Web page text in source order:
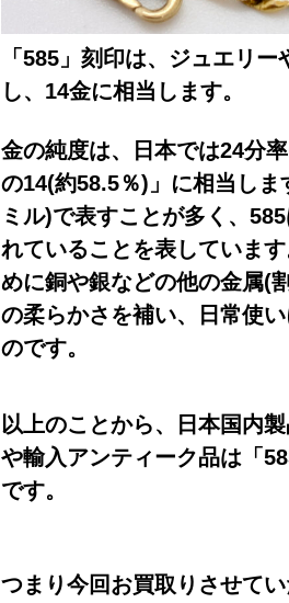
「585」刻印は、ジュエリ
し、14金に相当します。
金の純度は、日本では24分
の14(約58.5％)」に相当し
ミル)で表すことが多く、585
れていることを表しています
めに銅や銀などの他の金属(
の柔らかさを補い、日常使
のです。
以上のことから、日本国内
や輸入アンティーク品は「
です。
つまり今回お買取りさせて